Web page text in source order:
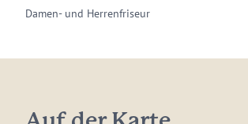
Damen- und Herrenfriseur